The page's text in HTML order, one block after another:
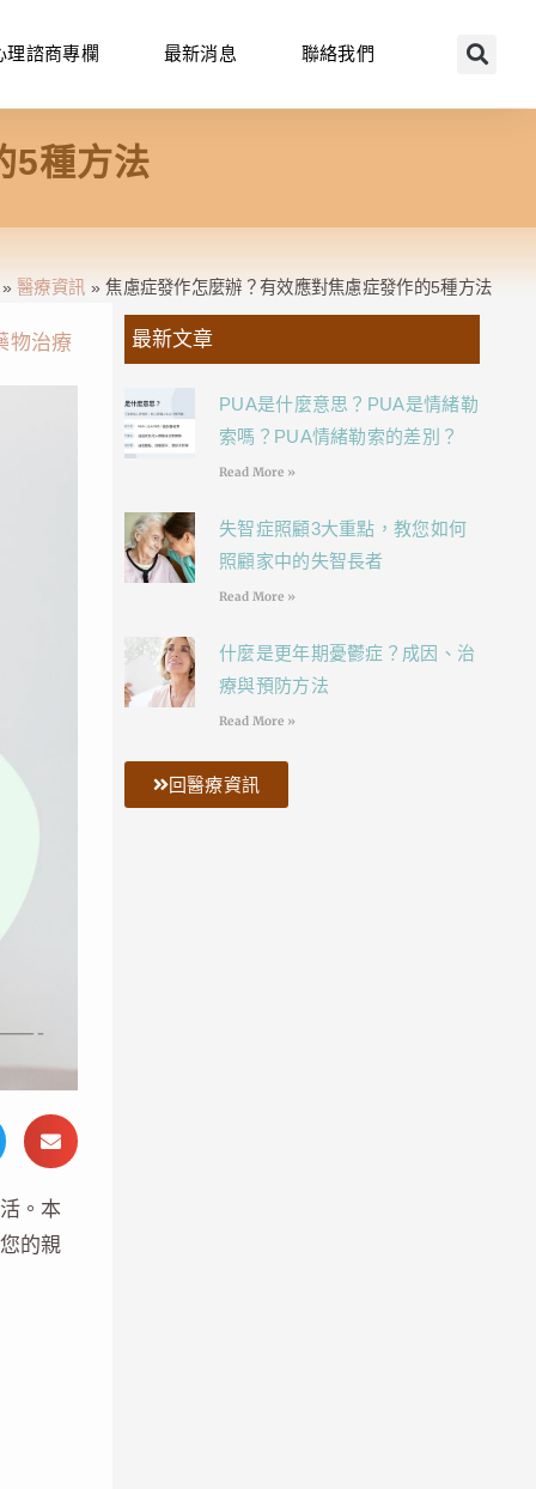
理諮商專欄 最新消息 聯絡我們
5種方法
醫療資訊 »焦慮症發作怎麼辦？有效應對焦慮症發作的5種方法
物治療
。本
的親
最新文章
PUA是什麼意思？PUA是情緒勒
索嗎？PUA情緒勒索的差別？
Read More »
失智症照顧3大重點，教您如何
照顧家中的失智長者
Read More »
什麼是更年期憂鬱症？成因、治
療與預防方法
Read More »
回醫療資訊